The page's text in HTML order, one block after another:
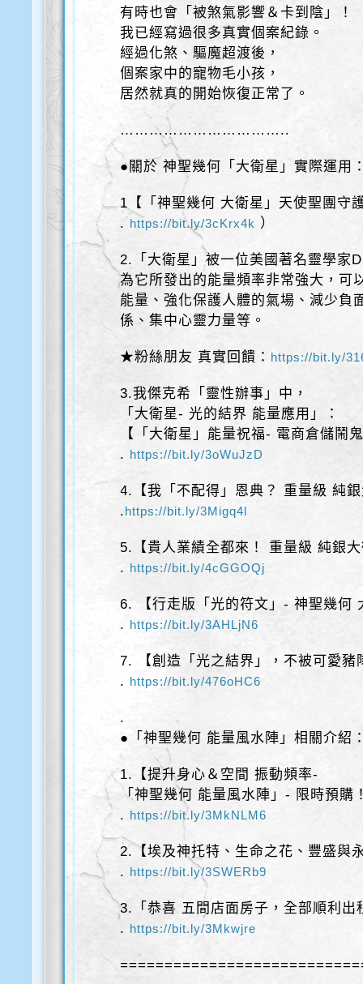
有時也會「被煞氣影響＆卡到陰」！
我已經寫過很多真實個案紀錄。
經過化煞、驅魔超渡後，
個案家中的寵物毛小孩，
居然就真的開始恢復正常了。
……………………………..
●關於 神聖幾何「大衛星」實際運用
1【「神聖幾何 大衛星」天使聖團守
. https://bit.ly/3cKrx4k ）
2.「大衛星」被一位美國著名靈學家
為它所發出的能量頻率非常強大，可
能量、強化保護人體的氣場、減少負
係、集中心靈力量等。
★粉絲朋友 真實回饋： https://bit.ly/
3.我傑克希「靈性辦事」中，
「大衛星- 光的結界 能量應用」：
【「大衛星」能量祝福- 電商倉儲鬧
. https://bit.ly/3oWuJzD
4.【我「不配得」恩典？ 重量級 純
.https://bit.ly/3Migq4l
5.【貴人業績全都來！ 重量級 純銀
. https://bit.ly/4cGGOQj
6. 【行走版「光的符文」- 神聖幾何
. https://bit.ly/3AHLjN6
7. 【創造「光之結界」，不被可愛豬
. https://bit.ly/476oHC6
.
●「神聖幾何 能量風水陣」相關介紹
1.【提升身心＆空間 振動頻率-
「神聖幾何 能量風水陣」- 限時預購
. https://bit.ly/3MkNLM6
2.【埃及神托特、生命之花、豐盛與
. https://bit.ly/3SWERb9
3.「恭喜 五間店面房子，全部順利出
. https://bit.ly/3Mkwjre